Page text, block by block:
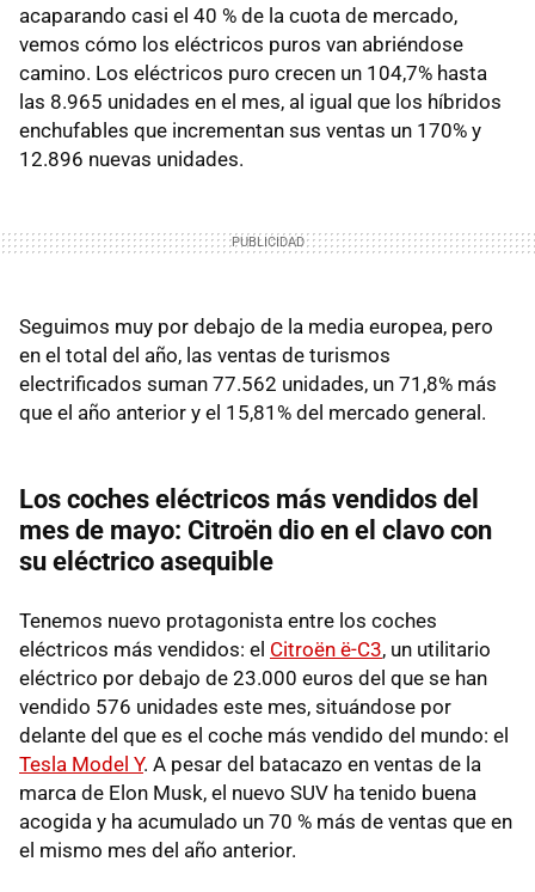
acaparando casi el 40 % de la cuota de mercado,
vemos cómo los eléctricos puros van abriéndose
camino. Los eléctricos puro crecen un 104,7% hasta
las 8.965 unidades en el mes, al igual que los híbridos
enchufables que incrementan sus ventas un 170% y
12.896 nuevas unidades.
Seguimos muy por debajo de la media europea, pero
en el total del año, las ventas de turismos
electrificados suman 77.562 unidades, un 71,8% más
que el año anterior y el 15,81% del mercado general.
Los coches eléctricos más vendidos del
mes de mayo: Citroën dio en el clavo con
su eléctrico asequible
Tenemos nuevo protagonista entre los coches
eléctricos más vendidos: el Citroën ë-C3, un utilitario
eléctrico por debajo de 23.000 euros del que se han
vendido 576 unidades este mes, situándose por
delante del que es el coche más vendido del mundo: el
Tesla Model Y. A pesar del batacazo en ventas de la
marca de Elon Musk, el nuevo SUV ha tenido buena
acogida y ha acumulado un 70 % más de ventas que en
el mismo mes del año anterior.